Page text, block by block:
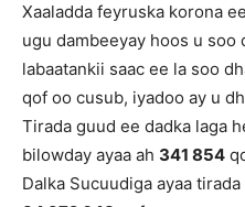
Xaaladda feyruska korona
ugu dambeeyay hoos u soo
labaatankii saac ee la soo
qof oo cusub, iyadoo ay u
Tirada guud ee dadka laga
bilowday ayaa ah 341 854
Dalka Sucuudiga ayaa